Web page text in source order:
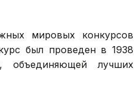
мировых конкурсов
был проведен в 1938
объединяющей лучших